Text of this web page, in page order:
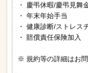
・ 慶弔休暇/慶弔見舞
・ 年末年始手当
・ 健康診断/ストレス
・ 賠償責任保険加入
※ 規約等の詳細はお問